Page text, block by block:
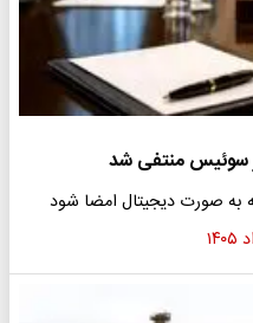
سوئیس منتفی شد
که به صورت دیجیتال امضا شود